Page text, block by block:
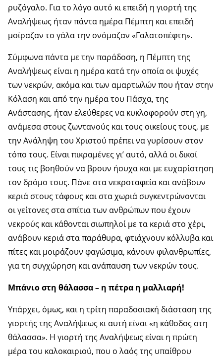
ρυζόγαλο. Για το λόγο αυτό κι επειδή η γιορτή της
Αναλήψεως ήταν πάντα ημέρα Πέμπτη και επειδή
μοίραζαν το γάλα την ονόμαζαν «Γαλατοπέφτη».
Σύμφωνα πάντα με την παράδοση, η Πέμπτη της
Αναλήψεως είναι η ημέρα κατά την οποία οι ψυχές
των νεκρών, ακόμα και των αμαρτωλών που ήταν στην
Κόλαση και από την ημέρα του Πάσχα, της
Ανάστασης, ήταν ελεύθερες να κυκλοφορούν στη γη,
ανάμεσα στους ζωντανούς και τους οικείους τους, με
την Ανάληψη του Χριστού πρέπει να γυρίσουν στον
τόπο τους. Είναι πικραμένες γι’ αυτό, αλλά οι δικοί
τους τις βοηθούν να βρουν ήσυχα και με ευχαρίστηση
τον δρόμο τους. Πάνε στα νεκροταφεία και ανάβουν
κεριά στους τάφους και στα χωριά συγκεντρώνονται
οι γείτονες στα σπίτια των ανθρώπων που έχουν
νεκρούς και κάθονται σιωπηλοί με τα κεριά στο χέρι,
ανάβουν κεριά στα παράθυρα, φτιάχνουν κόλλυβα και
πίτες και μοιράζουν φαγώσιμα, κάνουν φιλανθρωπίες,
για τη συγχώρηση και ανάπαυση των νεκρών τους.
Μπάνιο στη θάλασσα – η πέτρα η μαλλιαρή!
Υπάρχει, όμως, και η τρίτη παραδοσιακή διάσταση της
γιορτής της Αναλήψεως κι αυτή είναι «η κάθοδος στη
θάλασσα». H γιορτή της Αναλήψεως είναι η πρώτη
μέρα του καλοκαιριού, που ο λαός της υπαίθρου